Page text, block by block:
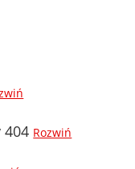
404 Rozwiń